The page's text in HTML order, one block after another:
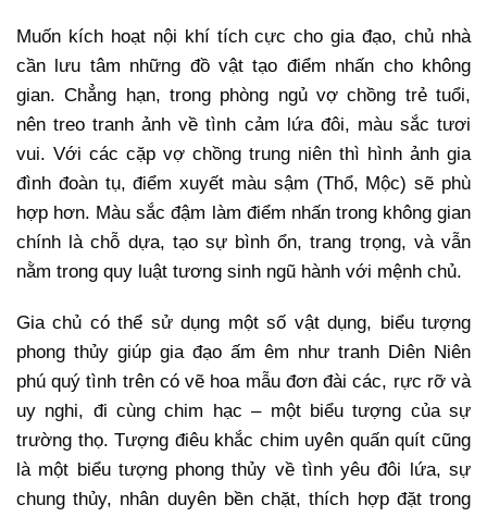
Muốn kích hoạt nội khí tích cực cho gia đạo, chủ nhà
cần lưu tâm những đồ vật tạo điểm nhấn cho không
gian. Chẳng hạn, trong phòng ngủ vợ chồng trẻ tuổi,
nên treo tranh ảnh về tình cảm lứa đôi, màu sắc tươi
vui. Với các cặp vợ chồng trung niên thì hình ảnh gia
đình đoàn tụ, điểm xuyết màu sậm (Thổ, Mộc) sẽ phù
hợp hơn. Màu sắc đậm làm điểm nhấn trong không gian
chính là chỗ dựa, tạo sự bình ổn, trang trọng, và vẫn
nằm trong quy luật tương sinh ngũ hành với mệnh chủ.
Gia chủ có thể sử dụng một số vật dụng, biểu tượng
phong thủy giúp gia đạo ấm êm như tranh Diên Niên
phú quý tình trên có vẽ hoa mẫu đơn đài các, rực rỡ và
uy nghi, đi cùng chim hạc – một biểu tượng của sự
trường thọ. Tượng điêu khắc chim uyên quấn quít cũng
là một biểu tượng phong thủy về tình yêu đôi lứa, sự
chung thủy, nhân duyên bền chặt, thích hợp đặt trong